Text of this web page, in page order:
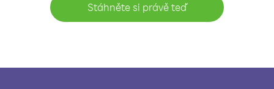
Stáhněte si právě teď